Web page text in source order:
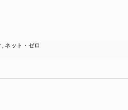
, ネット・ゼロ